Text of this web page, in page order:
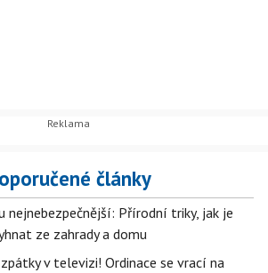
články
nejnebezpečnější: Přírodní triky, jak je
ze zahrady a domu
v televizi! Ordinace se vrací na